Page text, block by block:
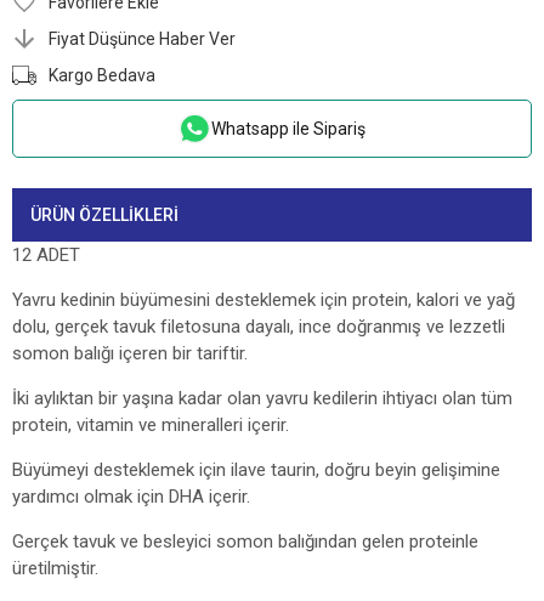
Fiyat Düşünce Haber Ver
Kargo Bedava
Whatsapp ile Sipariş
ÜRÜN ÖZELLIKLERI
12 ADET
Yavru kedinin büyümesini desteklemek için protein, kalori ve yağ
dolu, gerçek tavuk filetosuna dayalı, ince doğranmış ve lezzetli
somon balığı içeren bir tariftir.
İki aylıktan bir yaşına kadar olan yavru kedilerin ihtiyacı olan tüm
protein, vitamin ve mineralleri içerir.
Büyümeyi desteklemek için ilave taurin, doğru beyin gelişimine
yardımcı olmak için DHA içerir.
Gerçek tavuk ve besleyici somon balığından gelen proteinle
üretilmiştir.